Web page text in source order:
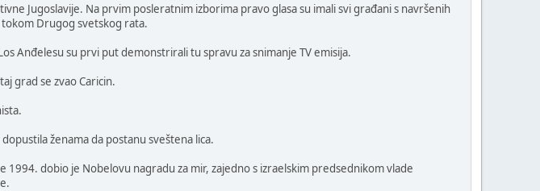
Jugoslavije. Na prvim posleratnim izborima pravo glasa su imali svi građani s navršenih
Drugog svetskog rata.
Anđelesu su prvi put demonstrirali tu spravu za snimanje TV emisija.
grad se zvao Caricin.
ženama da postanu sveštena lica.
dobio je Nobelovu nagradu za mir, zajedno s izraelskim predsednikom vlade